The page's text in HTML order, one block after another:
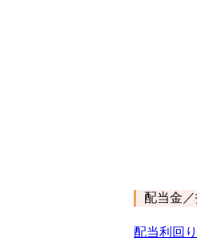
配当金
配当利回